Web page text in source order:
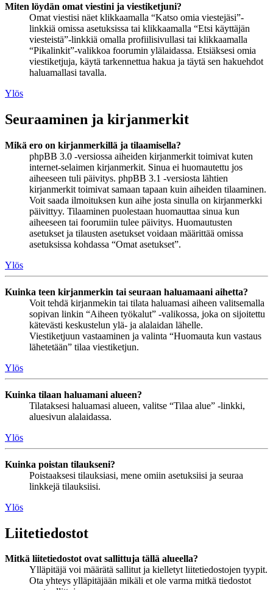
Miten löydän omat viestini ja viestiketjuni?
Omat viestisi näet klikkaamalla “Katso omia viestejäsi”-
linkkiä omissa asetuksissa tai klikkaamalla “Etsi käyttäjän
viesteistä”-linkkiä omalla profiilisivullasi tai klikkaamalla
“Pikalinkit”-valikkoa foorumin ylälaidassa. Etsiäksesi omia
viestiketjuja, käytä tarkennettua hakua ja täytä sen hakuehdot
haluamallasi tavalla.
Ylös
Seuraaminen ja kirjanmerkit
Mikä ero on kirjanmerkillä ja tilaamisella?
phpBB 3.0 -versiossa aiheiden kirjanmerkit toimivat kuten
internet-selaimen kirjanmerkit. Sinua ei huomautettu jos
aiheeseen tuli päivitys. phpBB 3.1 -versiosta lähtien
kirjanmerkit toimivat samaan tapaan kuin aiheiden tilaaminen.
Voit saada ilmoituksen kun aihe josta sinulla on kirjanmerkki
päivittyy. Tilaaminen puolestaan huomauttaa sinua kun
aiheeseen tai foorumiin tulee päivitys. Huomautusten
asetukset ja tilausten asetukset voidaan määrittää omissa
asetuksissa kohdassa “Omat asetukset”.
Ylös
Kuinka teen kirjanmerkin tai seuraan haluamaani aihetta?
Voit tehdä kirjanmekin tai tilata haluamasi aiheen valitsemalla
sopivan linkin “Aiheen työkalut” -valikossa, joka on sijoitettu
kätevästi keskustelun ylä- ja alalaidan lähelle.
Viestiketjuun vastaaminen ja valinta “Huomauta kun vastaus
lähetetään” tilaa viestiketjun.
Ylös
Kuinka tilaan haluamani alueen?
Tilataksesi haluamasi alueen, valitse “Tilaa alue” -linkki,
aluesivun alalaidassa.
Ylös
Kuinka poistan tilaukseni?
Poistaaksesi tilauksiasi, mene omiin asetuksiisi ja seuraa
linkkejä tilauksiisi.
Ylös
Liitetiedostot
Mitkä liitetiedostot ovat sallittuja tällä alueella?
Ylläpitäjä voi määrätä sallitut ja kielletyt liitetiedostojen tyypit.
Ota yhteys ylläpitäjään mikäli et ole varma mitkä tiedostot